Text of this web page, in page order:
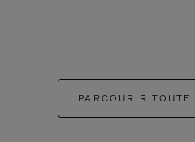
PARCOURIR